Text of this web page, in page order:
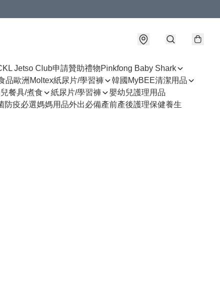
Jetso Club申請贊助禮物Pinkfong Baby Shark
品歐洲Moltex紙尿片/學習褲
韓國MyBEE清潔用品
餐具/煮食 紙尿片/學習褲
嬰幼兒護理用品
防疫必選媽媽用品外出必備產前產後護理保健養生